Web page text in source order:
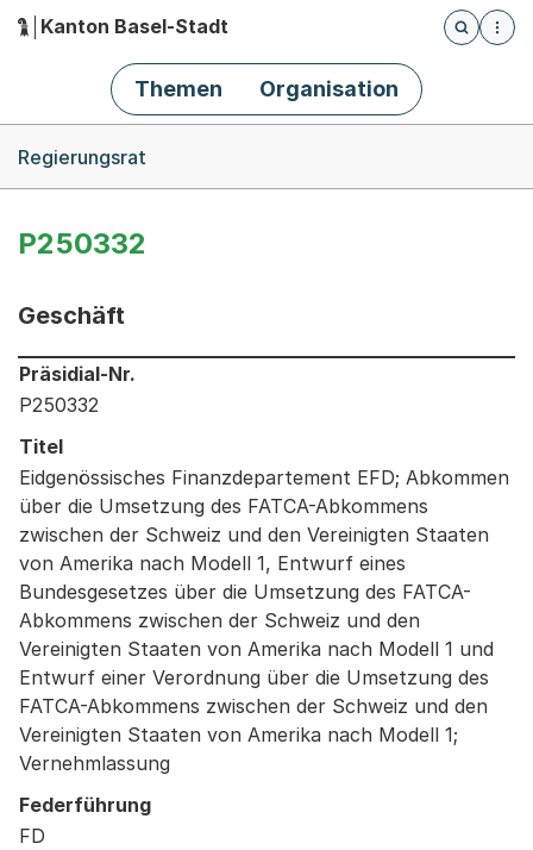
Hauptnavigation
Kanton Basel-Stadt
Öffnet
Themen Organisation
Regierungsrat
P250332
Geschäft
Informationen zum Ausgewählten Geschäft
Präsidial-Nr.
P250332
Titel
Eidgenössisches Finanzdepartement EFD; Abkommen
über die Umsetzung des FATCA-Abkommens
zwischen der Schweiz und den Vereinigten Staaten
von Amerika nach Modell 1, Entwurf eines
Bundesgesetzes über die Umsetzung des FATCA-
Abkommens zwischen der Schweiz und den
Vereinigten Staaten von Amerika nach Modell 1 und
Entwurf einer Verordnung über die Umsetzung des
FATCA-Abkommens zwischen der Schweiz und den
Vereinigten Staaten von Amerika nach Modell 1;
Vernehmlassung
Federführung
FD